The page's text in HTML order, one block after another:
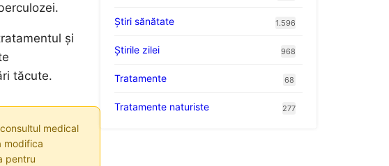
și
tăcute.
medical
modifica
pentru
Ştiri sănătate 1.596
Știrile zilei 968
Tratamente 68
Tratamente naturiste 277